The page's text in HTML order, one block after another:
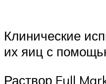
Клинические
их яиц с
Раствор Full